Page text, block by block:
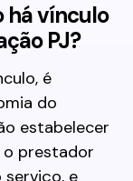
há vínculo
PJ?
é
do
estabelecer
prestador
serviço, e